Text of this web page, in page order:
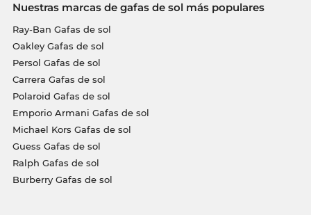
Nuestras marcas de gafas de sol más populares
Ray-Ban Gafas de sol
Oakley Gafas de sol
Persol Gafas de sol
Carrera Gafas de sol
Polaroid Gafas de sol
Emporio Armani Gafas de sol
Michael Kors Gafas de sol
Guess Gafas de sol
Ralph Gafas de sol
Burberry Gafas de sol